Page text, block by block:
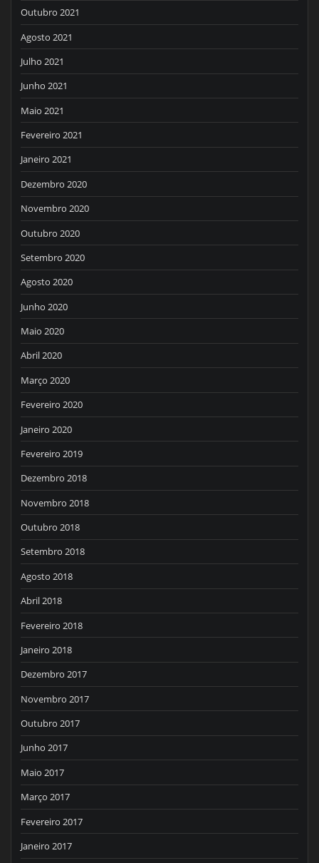
Outubro 2021
Agosto 2021
Julho 2021
Junho 2021
Maio 2021
Fevereiro 2021
Janeiro 2021
Dezembro 2020
Novembro 2020
Outubro 2020
Setembro 2020
Agosto 2020
Junho 2020
Maio 2020
Abril 2020
Março 2020
Fevereiro 2020
Janeiro 2020
Fevereiro 2019
Dezembro 2018
Novembro 2018
Outubro 2018
Setembro 2018
Agosto 2018
Abril 2018
Fevereiro 2018
Janeiro 2018
Dezembro 2017
Novembro 2017
Outubro 2017
Junho 2017
Maio 2017
Março 2017
Fevereiro 2017
Janeiro 2017